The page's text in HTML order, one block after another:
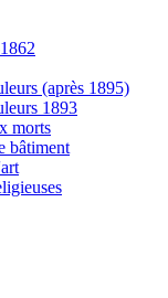
(après 1895)
1893
morts
bâtiment